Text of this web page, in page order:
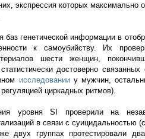
экспрессия которых максимально
генетической информации в
к самоубийству. Их
шести женщин,
достоверно
исследованииу мужчин,
циркадных ритмов).
уровня SI проверили на
в связи с
группах протестировали два